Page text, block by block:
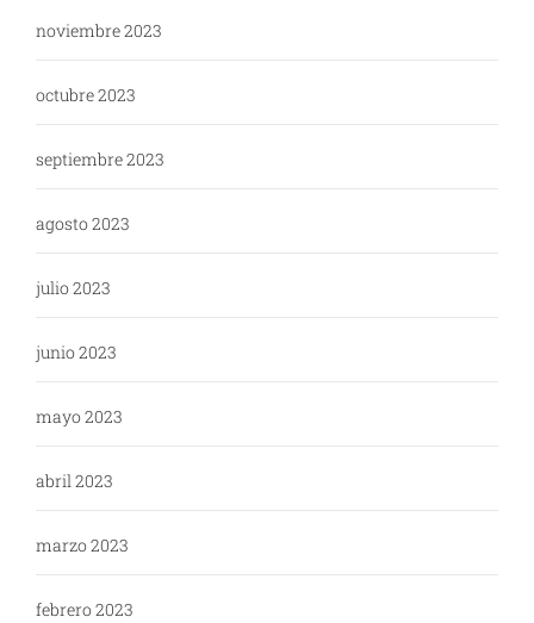
noviembre 2023
octubre 2023
septiembre 2023
agosto 2023
julio 2023
junio 2023
mayo 2023
abril 2023
marzo 2023
febrero 2023